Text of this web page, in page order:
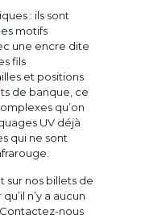
: ils sont
motifs
une encre dite
fils
et positions
de banque, ce
qu’on
​​UV déjà
qui ne sont
sur nos billets de
n’y a aucun
nous